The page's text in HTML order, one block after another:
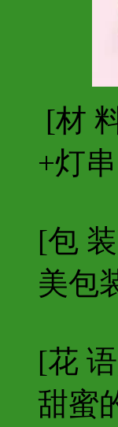
[材
+灯串
[包
美包
[花
甜蜜